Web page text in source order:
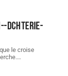
dchterie-
le croise
…